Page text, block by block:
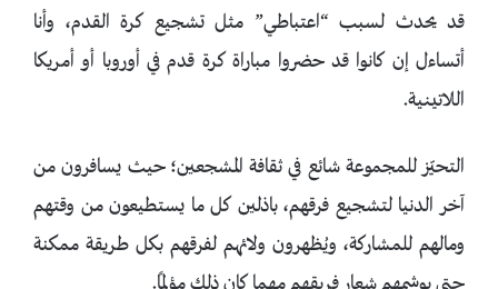
قد يحدث لسبب “اعتباطي” مثل تشجيع كرة القدم، وأنا
أتساءل إن كانوا قد حضروا مباراة كرة قدم في أوروبا أو أمريكا
اللاتينية.
التحيّز للمجموعة شائع في ثقافة المشجعين؛ حيث يسافرون من
آخر الدنيا لتشجيع فرقهم، باذلين كل ما يستطيعون من وقتهم
ومالهم للمشاركة، ويُظهرون ولائهم لفرقهم بكل طريقة ممكنة